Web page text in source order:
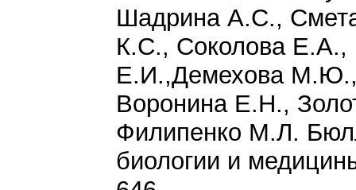
Шадрина А.С.,
К.С., Соколова
Е.И.,Демехова
Воронина Е.Н.,
Филипенко М.Л.
биологии и